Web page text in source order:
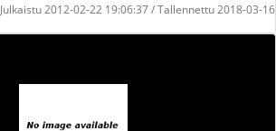
Julkaistu 2012-02-22 19:06:37 / Tallennettu 2018-03-16